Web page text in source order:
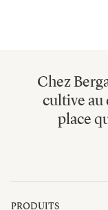
Chez
cultive
place
PRODUITS